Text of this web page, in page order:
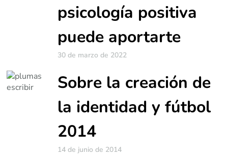
psicología positiva
puede aportarte
30 de marzo de 2022
Sobre la creación de
la identidad y fútbol
2014
14 de junio de 2014